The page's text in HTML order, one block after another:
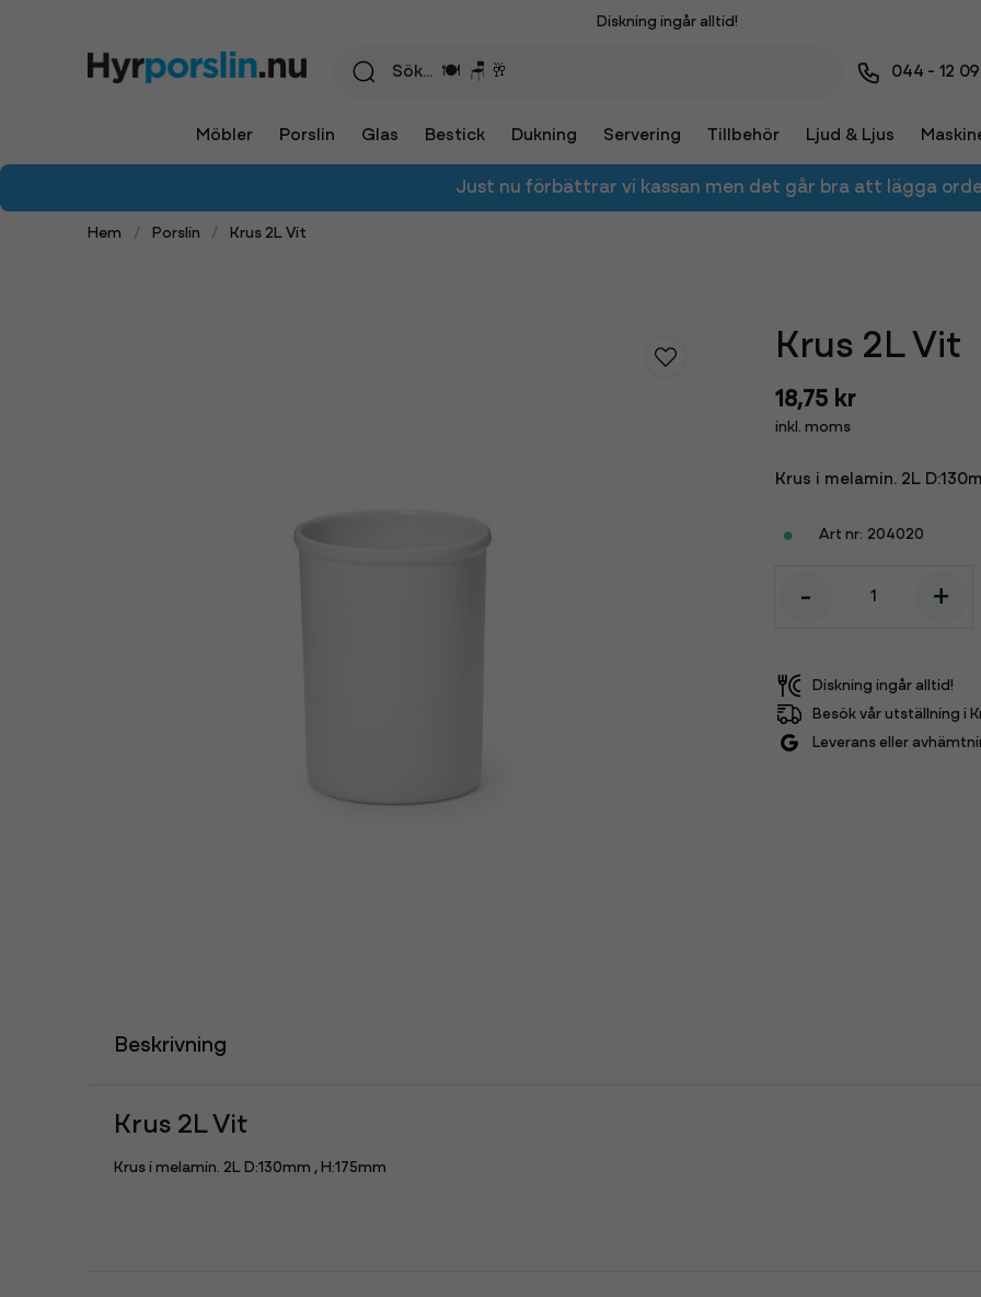
Diskning ingår alltid!
044 - 12
Möbler Porslin Glas Bestick Dukning Servering Tillbehör Ljud & Ljus
Just nu förbättrar vi kassan men det går bra att lägga
Hem Porslin Krus 2L Vit
Krus 2L Vit
18,75 kr
inkl. moms
Krus i melamin. 2L
204020
- +
Diskning ingår alltid!
Besök vår utställning i
Leverans eller
Beskrivning
Krus 2L Vit
Krus i melamin. 2L D:130mm , H:175mm